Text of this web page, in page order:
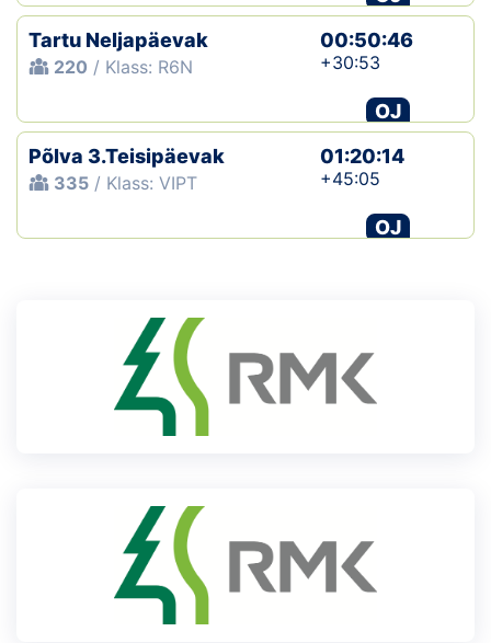
Tartu Neljapäevak
220 / Klass: R6N
00:50:46
+30:53
OJ
Põlva 3.Teisipäevak
335 / Klass: VIPT
01:20:14
+45:05
OJ